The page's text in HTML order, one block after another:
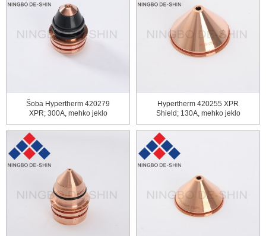
Šoba Hypertherm 420279
XPR; 300A, mehko jeklo
Hypertherm 420255 XPR
Shield; 130A, mehko jeklo